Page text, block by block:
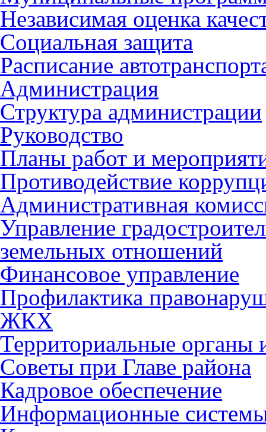
Независимая оценка
Социальная защита
Расписание
Администрация
Структура администрации
Руководство
Планы работ и
Противодействие
Административная
Управление
земельных отношений
Финансовое управление
Профилактика
ЖКХ
Территориальные органы
Советы при Главе района
Кадровое обеспечение
Информационные